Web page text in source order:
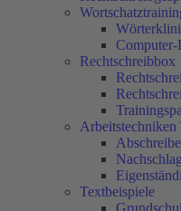
Computer-
Rechtschreibbox
Textbeispiele